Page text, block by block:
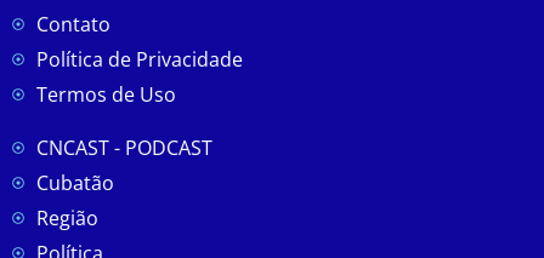
Contato
Política de Privacidade
Termos de Uso
CNCAST - PODCAST
Cubatão
Região